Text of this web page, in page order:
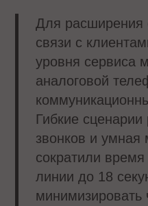
Для расширения
связи с
уровня сервиса
аналоговой
Гибкие
звонков и умная
сократили
линии до 18
минимизировать